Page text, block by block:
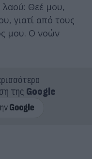
λαού: Θεέ μου,
γιατί από τους
μου. Ο νοών
της Google